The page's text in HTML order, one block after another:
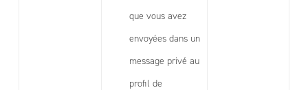
que vous avez
envoyées dans un
message privé au
profil de